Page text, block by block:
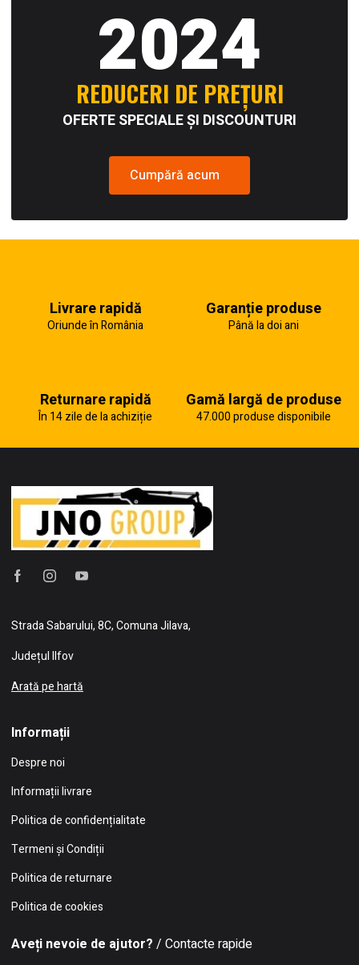
2024
REDUCERI DE PREȚURI
OFERTE SPECIALE ȘI DISCOUNTURI
Cumpără acum
Livrare rapidă
Oriunde în România
Garanție produse
Până la doi ani
Returnare rapidă
În 14 zile de la achiziție
Gamă largă de produse
47.000 produse disponibile
Strada Sabarului, 8C, Comuna Jilava,
Județul Ilfov
Arată pe hartă
Informații
Despre noi
Informații livrare
Politica de confidențialitate
Termeni și Condiții
Politica de returnare
Politica de cookies
Aveți nevoie de ajutor? / Contacte rapide